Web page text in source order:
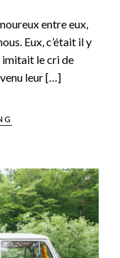
entre eux,
Eux, c’était il y
imitait le cri de
leur […]